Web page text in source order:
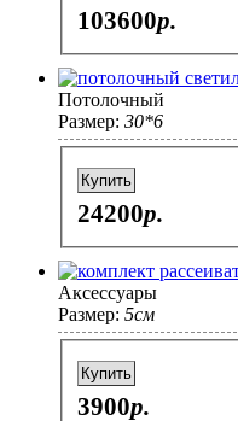
103600p.
Потолочный
Размер: 30*6
Купить
24200p.
Аксессуары
Размер: 5см
Купить
3900p.